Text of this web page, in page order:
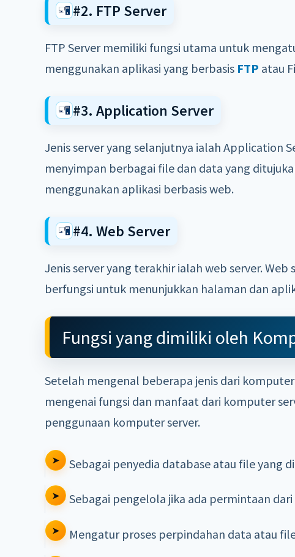
#2. FTP Server
FTP Server memiliki fungsi utama untuk
menggunakan aplikasi yang berbasis FTP atau
#3. Application Server
Jenis server yang selanjutnya ialah Application
menyimpan berbagai file dan data yang
menggunakan aplikasi berbasis web.
#4. Web Server
Jenis server yang terakhir ialah web server.
berfungsi untuk menunjukkan halaman dan
Fungsi yang dimiliki oleh
Setelah mengenal beberapa jenis dari
mengenai fungsi dan manfaat dari komputer
penggunaan komputer server.
Sebagai penyedia database atau file yang
Sebagai pengelola jika ada permintaan
Mengatur proses perpindahan data atau